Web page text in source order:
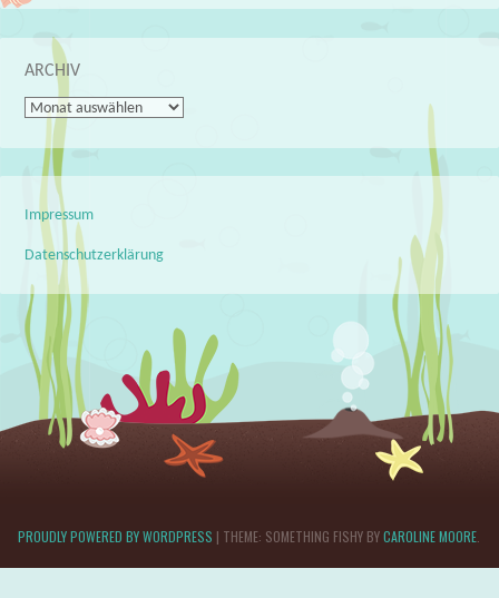
ARCHIV
Archiv
Impressum
Datenschutzerklärung
PROUDLY POWERED BY WORDPRESS | THEME: SOMETHING FISHY BYCAROLINE MOORE